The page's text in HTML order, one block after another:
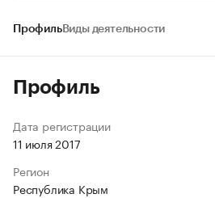
ПрофильВиды деятельности
Профиль
Дата регистрации
11 июля 2017
Регион
Республика Крым